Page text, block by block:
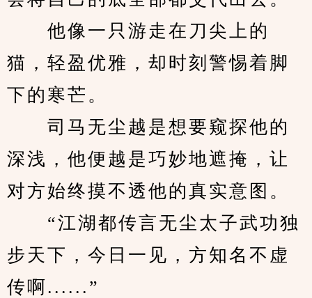
他像一只游走在刀尖上的
猫，轻盈优雅，却时刻警惕着脚
下的寒芒。
司马无尘越是想要窥探他的
深浅，他便越是巧妙地遮掩，让
对方始终摸不透他的真实意图。
“江湖都传言无尘太子武功独
步天下，今日一见，方知名不虚
传啊......”